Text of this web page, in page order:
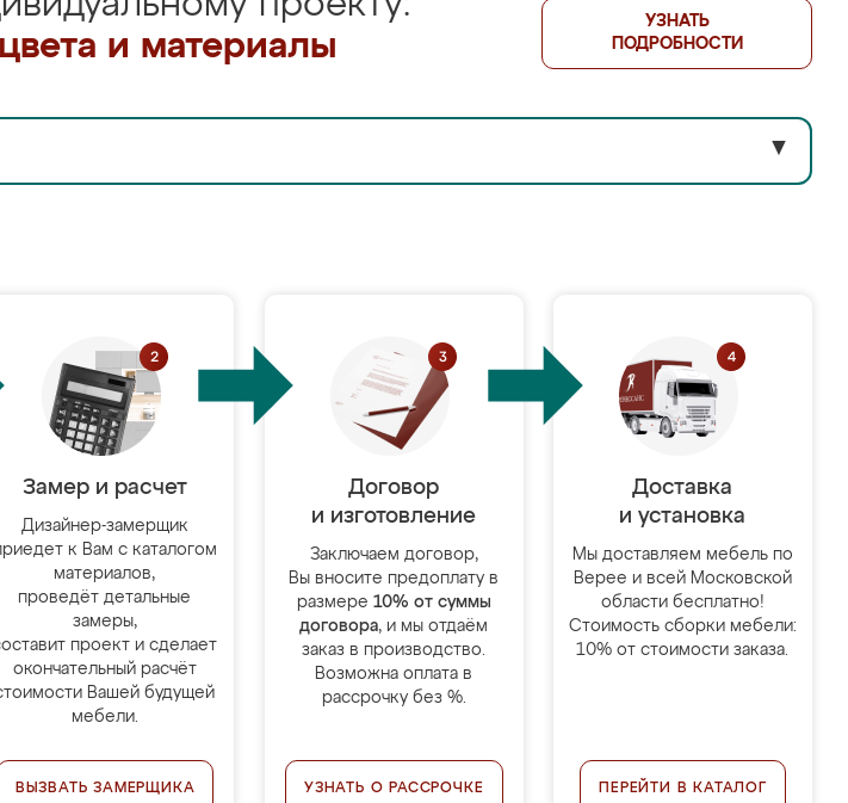
и материалы
УЗНАТЬ
ПОДРОБНОСТИ
▼
Замер и расчет
Дизайнер-замерщик
к Вам с каталогом
материалов,
проведёт детальные
замеры,
проект и сделает
окончательный расчёт
Вашей будущей
мебели.
ВЫЗВАТЬ ЗАМЕРЩИКА
Договор
и изготовление
Заключаем договор,
Вы вносите предоплату в
размере 10% от суммы
договора, и мы отдаём
заказ в производство.
Возможна оплата в
рассрочку без %.
УЗНАТЬ О РАССРОЧКЕ
Доставка
и установка
Мы доставляем мебель по
Верее и всей Московской
области бесплатно!
Стоимость сборки мебели:
10% от стоимости заказа.
ПЕРЕЙТИ В КАТАЛОГ